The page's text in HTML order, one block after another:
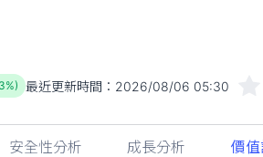
最近更新時間： 2026/08/06 05:30
安全性分析 成長分析 價